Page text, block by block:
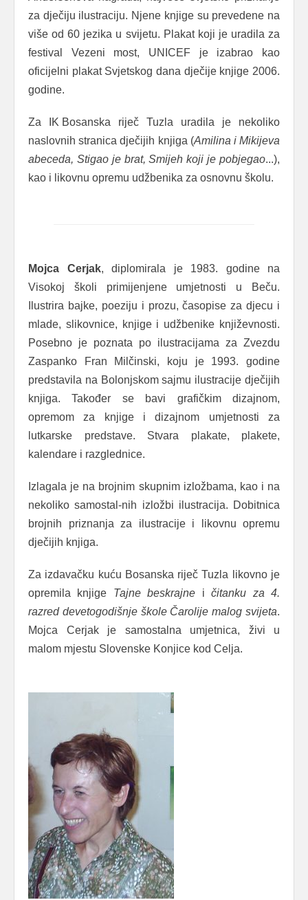
za dječiju ilustraciju. Njene knjige su prevedene na
više od 60 jezika u svijetu. Plakat koji je uradila za
festival Vezeni most, UNICEF je izabrao kao
oficijelni plakat Svjetskog dana dječije knjige 2006.
godine.
Za IK Bosanska riječ Tuzla uradila je nekoliko
naslovnih stranica dječijih knjiga (Amilina i Mikijeva
abeceda, Stigao je brat, Smijeh koji je pobjegao...),
kao i likovnu opremu udžbenika za osnovnu školu.
Mojca Cerjak, diplomirala je 1983. godine na
Visokoj školi primijenjene umjetnosti u Beču.
Ilustrira bajke, poeziju i prozu, časopise za djecu i
mlade, slikovnice, knjige i udžbenike književnosti.
Posebno je poznata po ilustracijama za Zvezdu
Zaspanko Fran Milčinski, koju je 1993. godine
predstavila na Bolonjskom sajmu ilustracije dječijih
knjiga. Također se bavi grafičkim dizajnom,
opremom za knjige i dizajnom umjetnosti za
lutkarske predstave. Stvara plakate, plakete,
kalendare i razglednice.
Izlagala je na brojnim skupnim izložbama, kao i na
nekoliko samostal-nih izložbi ilustracija. Dobitnica
brojnih priznanja za ilustracije i likovnu opremu
dječijih knjiga.
Za izdavačku kuću Bosanska riječ Tuzla likovno je
opremila knjige Tajne beskrajne ičitanku za 4.
razred devetogodišnje škole Čarolije malog svijeta.
Mojca Cerjak je samostalna umjetnica, živi u
malom mjestu Slovenske Konjice kod Celja.